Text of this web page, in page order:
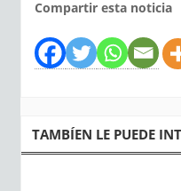
Compartir esta noticia
TAMBÍEN LE PUEDE